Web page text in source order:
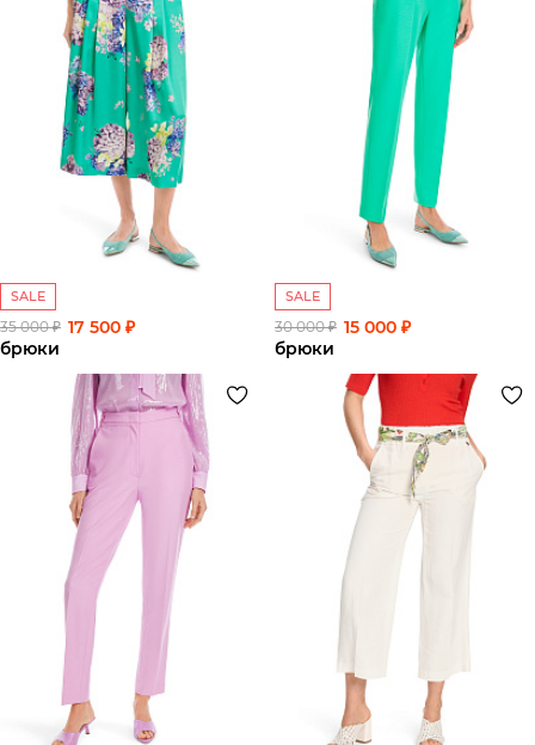
SALE
35 000 ₽ 17 500 ₽
брюки
SALE
30 000 ₽ 15 000 ₽
брюки